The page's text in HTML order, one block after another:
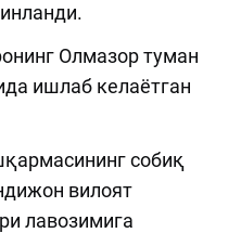
Олмазор туман
ишлаб келаётган
собиқ
вилоят
лавозимига